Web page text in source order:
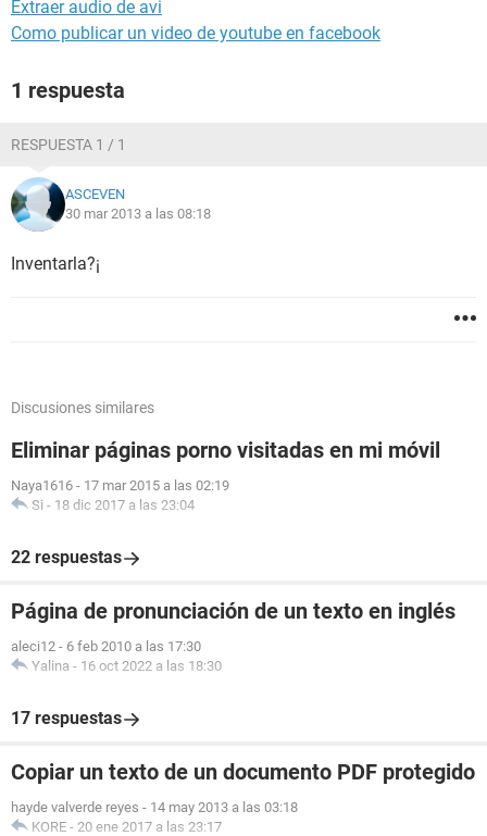
Extraer audio de avi
Como publicar un video de youtube en facebook
1 respuesta
RESPUESTA 1 / 1
ASCEVEN
30 mar 2013 a las 08:18
Inventarla?¡
Discusiones similares
Eliminar páginas porno visitadas en mi móvil
Naya1616 - 17 mar 2015 a las 02:19
Si - 18 dic 2017 a las 23:04
22 respuestas
Página de pronunciación de un texto en inglés
aleci12 - 6 feb 2010 a las 17:30
Yalina - 16 oct 2022 a las 18:30
17 respuestas
Copiar un texto de un documento PDF protegido
hayde valverde reyes - 14 may 2013 a las 03:18
KORE - 20 ene 2017 a las 23:17